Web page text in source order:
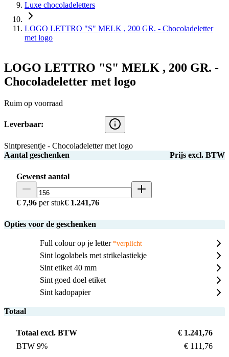
Luxe chocoladeletters
LOGO LETTRO "S" MELK , 200 GR. - Chocoladeletter
met logo
LOGO LETTRO "S" MELK , 200 GR. -
Chocoladeletter met logo
Ruim op voorraad
Leverbaar:
Sintpresentje - Chocoladeletter met logo
Aantal geschenken
Prijs excl. BTW
Gewenst aantal
€ 7,96 per stuk€ 1.241,76
Opties voor de geschenken
Full colour op je letter *verplicht
Sint logolabels met strikelastiekje
Sint etiket 40 mm
Sint goed doel etiket
Sint kadopapier
Totaal
Totaal excl. BTW
€ 1.241,76
BTW 9%
€ 111,76